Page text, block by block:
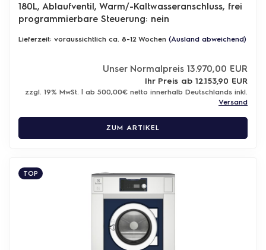
180L, Ablaufventil, Warm/-Kaltwasseranschluss, frei
programmierbare Steuerung: nein
Lieferzeit: voraussichtlich ca. 8-12 Wochen (Ausland abweichend)
Unser Normalpreis 13.970,00 EUR
Ihr Preis ab 12.153,90 EUR
zzgl. 19% MwSt. | ab 500,00€ netto innerhalb Deutschlands inkl.
Versand
ZUM ARTIKEL
TOP